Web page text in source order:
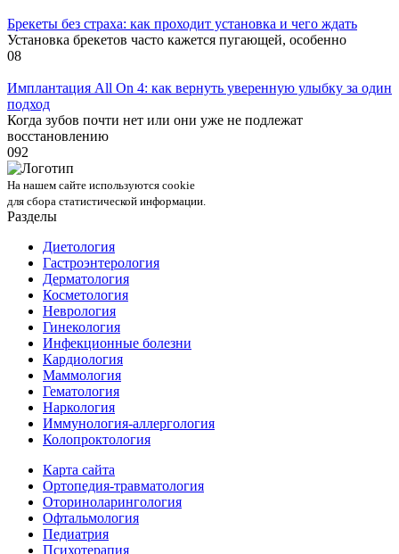
Брекеты без страха: как проходит установка и чего ждать
Установка брекетов часто кажется пугающей, особенно
08
Имплантация All On 4: как вернуть уверенную улыбку за один
подход
Когда зубов почти нет или они уже не подлежат
восстановлению
092
На нашем сайте используются cookie
для сбора статистической информации.
Разделы
Диетология
Гастроэнтерология
Дерматология
Косметология
Неврология
Гинекология
Инфекционные болезни
Кардиология
Маммология
Гематология
Наркология
Иммунология-аллергология
Колопроктология
Карта сайта
Ортопедия-травматология
Оториноларингология
Офтальмология
Педиатрия
Психотерапия